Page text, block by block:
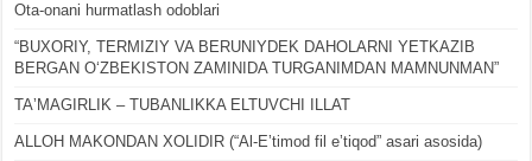
Ota-onani hurmatlash odoblari
“BUXORIY, TERMIZIY VA BERUNIYDEK DAHOLARNI YETKAZIB
BERGAN OʻZBEKISTON ZAMINIDA TURGANIMDAN MAMNUNMAN”
TAʼMAGIRLIK – TUBANLIKKA ELTUVCHI ILLAT
ALLOH MAKONDAN XOLIDIR (“Al-Eʼtimod fil eʼtiqod” asari asosida)